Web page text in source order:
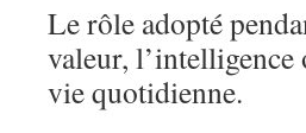
Le rôle adopté
valeur, l’intelligence
vie quotidienne.